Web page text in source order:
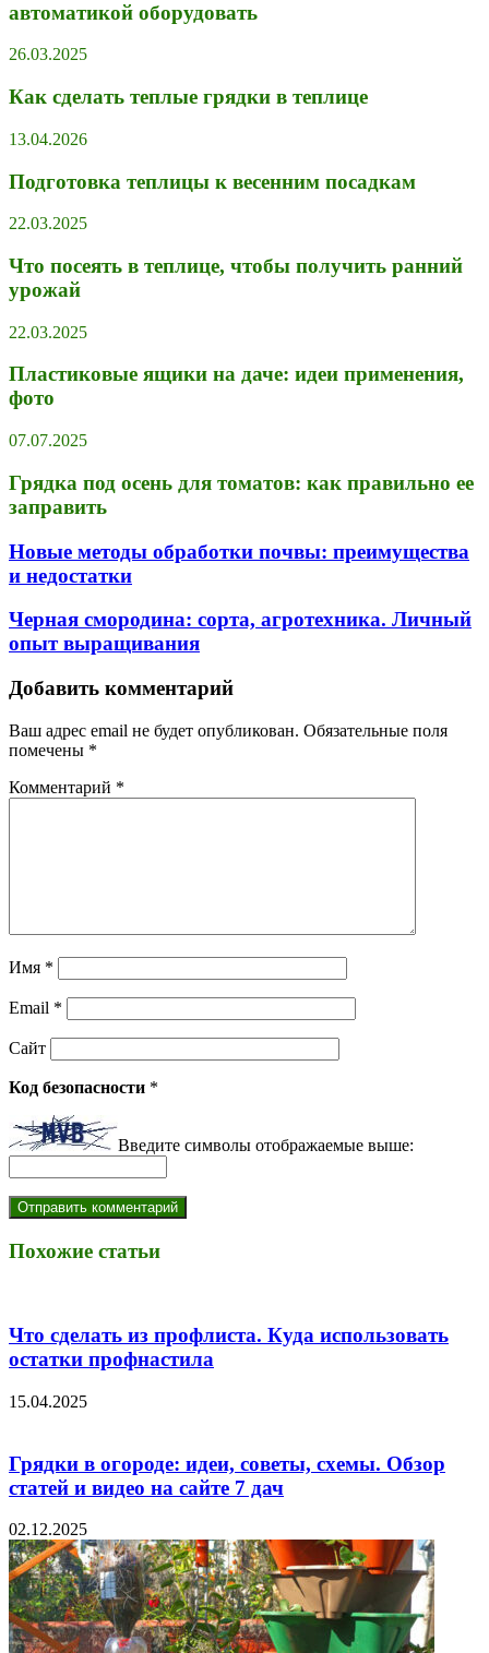
автоматикой оборудовать
26.03.2025
Как сделать теплые грядки в теплице
13.04.2026
Подготовка теплицы к весенним посадкам
22.03.2025
Что посеять в теплице, чтобы получить ранний
урожай
22.03.2025
Пластиковые ящики на даче: идеи применения,
фото
07.07.2025
Грядка под осень для томатов: как правильно ее
заправить
Новые методы обработки почвы: преимущества
и недостатки
Черная смородина: сорта, агротехника. Личный
опыт выращивания
Добавить комментарий
Ваш адрес email не будет опубликован. Обязательные поля
помечены *
Комментарий *
Имя *
Email *
Сайт
Код безопасности *
Введите символы отображаемые выше:
Похожие статьи
Что сделать из профлиста. Куда использовать
остатки профнастила
15.04.2025
Грядки в огороде: идеи, советы, схемы. Обзор
статей и видео на сайте 7 дач
02.12.2025